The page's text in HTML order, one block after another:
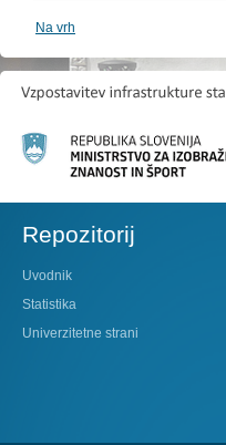
Na vrh
Repozitorij
Uvodnik
Statistika
Univerzitetne strani